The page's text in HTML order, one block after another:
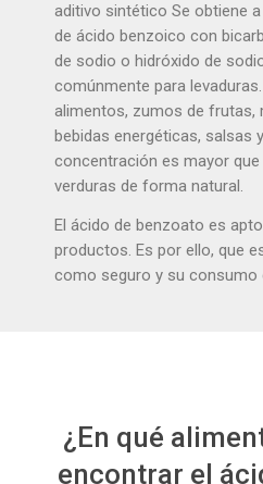
aditivo sintético Se obtiene
de ácido benzoico con
de sodio o hidróxido de
comúnmente para
alimentos, zumos de frutas,
bebidas energéticas, salsas
concentración es mayor
verduras de forma natural.
El ácido de benzoato es
productos. Es por ello, que
como seguro y su consumo
¿En qué
encontrar el